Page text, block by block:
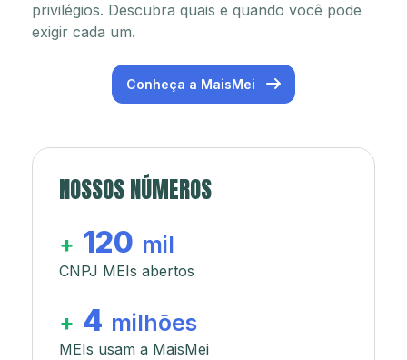
privilégios. Descubra quais e quando você pode
exigir cada um.
Conheça a MaisMei
NOSSOS NÚMEROS
+ 120 mil
CNPJ MEIs abertos
+ 4 milhões
MEIs usam a MaisMei